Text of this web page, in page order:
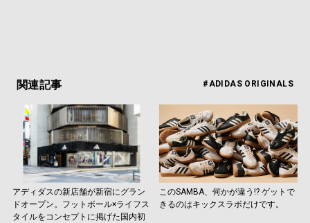
関連記事 #ADIDAS ORIGINALS
アディダスの新店舗が新宿にグラン
ドオープン。フットボール×ライフス
タイルをコンセプトに掲げた国内初
このSAMBA、何かが違う!? ゲットで
きるのはキックスラボだけです。